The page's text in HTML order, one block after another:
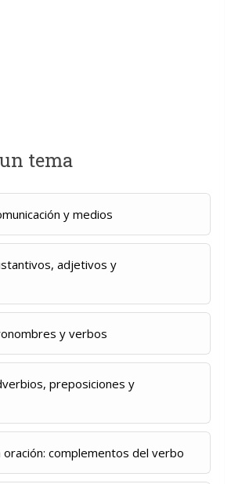
tema
y medios
adjetivos y
y verbos
preposiciones y
oración: complementos del verbo